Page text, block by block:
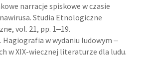
narracje spiskowe w czasie
Studia Etnologiczne
vol. 21, pp. 1‒19.
Hagiografia w wydaniu ludowym ‒
w XIX-wiecznej literaturze dla ludu.